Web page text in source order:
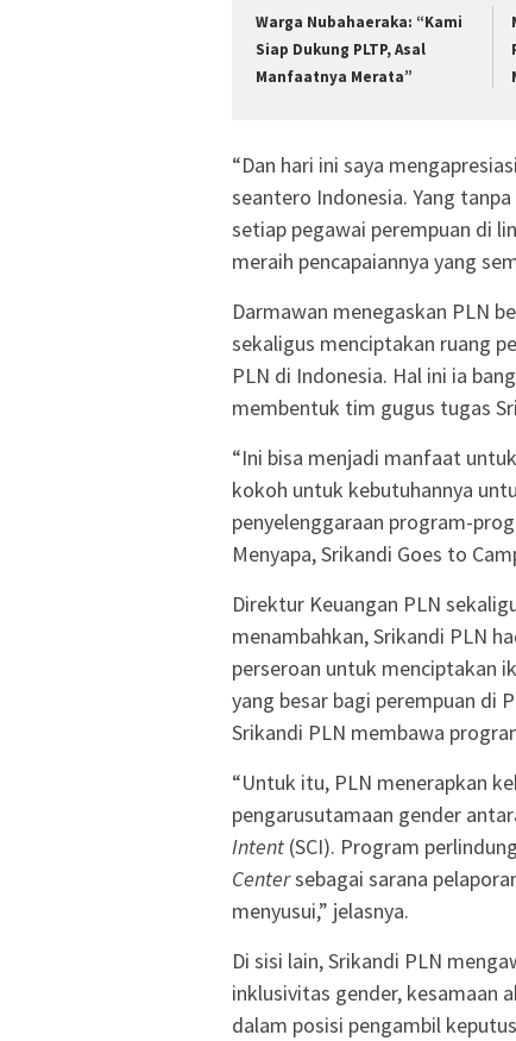
Warga Nubahaeraka: “Kami
Siap Dukung PLTP, Asal
Manfaatnya Merata”
“Dan hari ini saya
seantero Indonesia. Yang
setiap pegawai perempuan di
meraih pencapaiannya yang
Darmawan menegaskan PLN
sekaligus menciptakan ruang
PLN di Indonesia. Hal ini ia
membentuk tim gugus tugas
“Ini bisa menjadi manfaat
kokoh untuk kebutuhannya
penyelenggaraan program-
Menyapa, Srikandi Goes to
Direktur Keuangan PLN
menambahkan, Srikandi PLN
perseroan untuk menciptakan
yang besar bagi perempuan di
Srikandi PLN membawa
“Untuk itu, PLN menerapkan
pengarusutamaan gender
Intent (SCI). Program
Centersebagai sarana
menyusui,” jelasnya.
Di sisi lain, Srikandi PLN
inklusivitas gender, kesamaan
dalam posisi pengambil